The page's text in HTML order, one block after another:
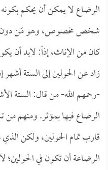
الرضاع لا يمكن أن يحكم
شخص مخصوص، وهو مَن دون
كان من الإناث، إذاً: لابد أن
زاد عن الحولين إلى الستة
-رحمهم الله- من قال: الستة
الرضاع فيها بمؤثر. ومنهم
قارب تمام الحولين، ولكن
الرضاعة أن تكون في الحولين؛